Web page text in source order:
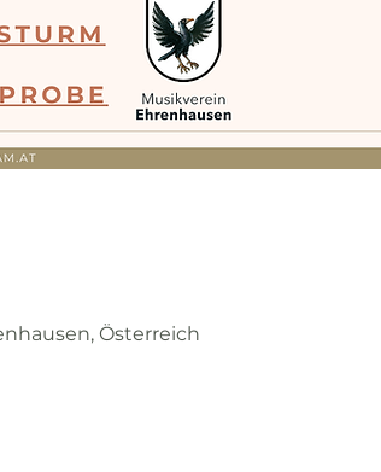
Österreich